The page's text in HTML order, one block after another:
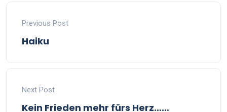
Previous Post
Haiku
Next Post
Kein Frieden mehr fürs Herz……